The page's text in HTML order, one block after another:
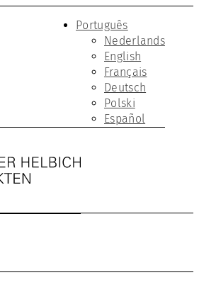
Português
Nederlands
English
Français
Deutsch
Polski
Español